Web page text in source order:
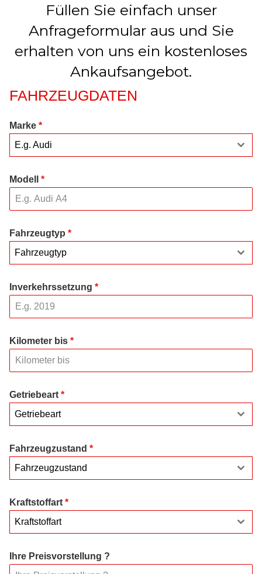
Füllen Sie einfach unser
Anfrageformular aus und Sie
erhalten von uns ein kostenloses
Ankaufsangebot.
FAHRZEUGDATEN
Marke *
E.g. Audi
Modell *
Fahrzeugtyp *
Fahrzeugtyp
Inverkehrssetzung *
Kilometer bis *
Getriebeart *
Getriebeart
Fahrzeugzustand *
Fahrzeugzustand
Kraftstoffart *
Kraftstoffart
Ihre Preisvorstellung ?